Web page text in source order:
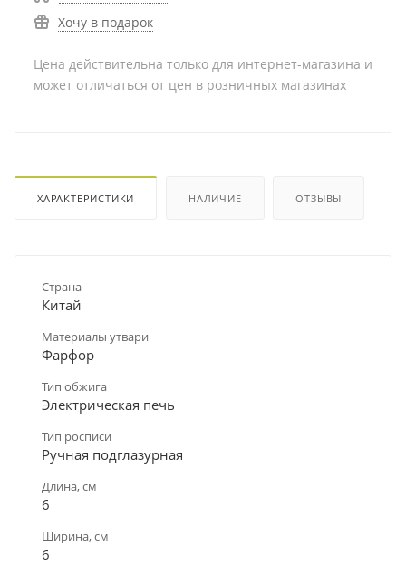
Хочу в подарок
Цена действительна только для интернет-магазина и
может отличаться от цен в розничных магазинах
ХАРАКТЕРИСТИКИ НАЛИЧИЕ ОТЗЫВЫ
Страна
Китай
Материалы утвари
Фарфор
Тип обжига
Электрическая печь
Тип росписи
Ручная подглазурная
Длина, см
6
Ширина, см
6